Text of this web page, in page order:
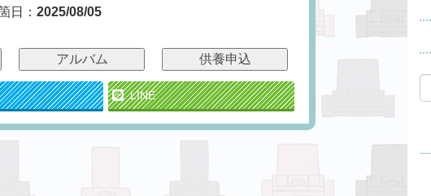
日： 2025/08/05
アルバム 供養申込
LINE